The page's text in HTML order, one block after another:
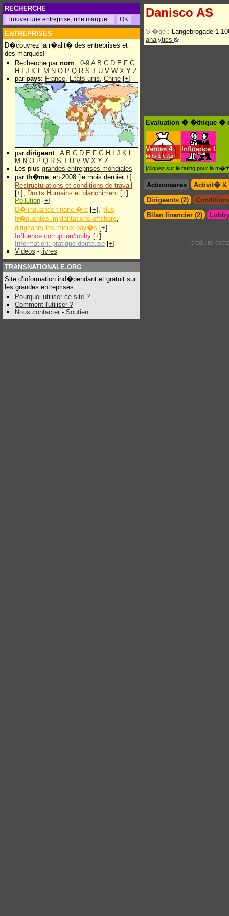
RECHERCHE
ENTREPRISES
D�couvrez la r�alit� des entreprises et
des marques!
Recherche par nom : 0-9 A B C D E F G
H
J K L M N O P Q R S T U V W X Y Z
par pays: France, Etats-unis, Chine [+]
par dirigeant: A B C D E F G H J K L
M N O P Q R S T U V W X Y Z
Les plus grandes entreprises mondiales
par th�me, en 2008 [le mois dernier +] :
Restructurations et conditions de travail
[+], Droits Humains et blanchiment [+]
Pollution [+]
D�linquance financi�re [+], plus
fr�quentes implantations offshore,
dirigeants les mieux pay�s [+]
Influence:corruption/lobby [+]
Information: pratique douteuse [+]
Videos - livres
TRANSNATIONALE.ORG
Site d'information ind�pendant et gratuit sur
les grandes entreprises.
Pourquoi utiliser ce site ?
Comment l'utiliser ?
Nous contacter - Soutien
Danisco AS
Si�ge :
Langebrogade 1
analytics
Evaluation � �thique �
Ventes 4
Mds $.€ /an
Influence 1
[cliquez sur le rating pour la
Actionnaires
Activit� &
Dirigeants (2)
Bilan financier (2)
traduire